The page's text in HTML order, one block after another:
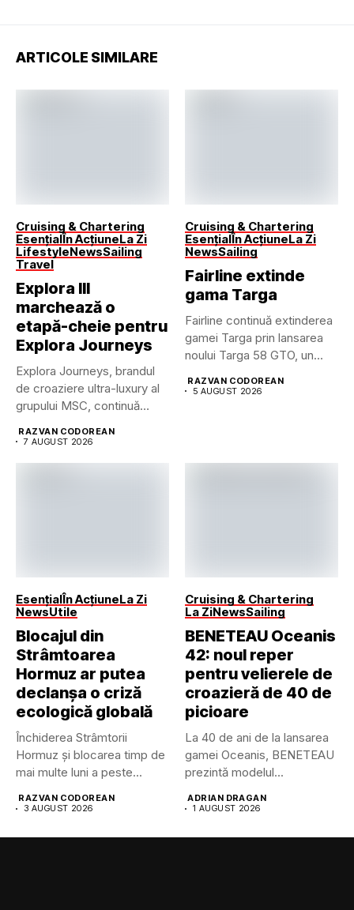
ARTICOLE SIMILARE
Cruising & Chartering
EsențialÎn AcțiuneLa Zi
LifestyleNewsSailing
Travel
Explora III
marchează o
etapă-cheie pentru
Explora Journeys
Explora Journeys, brandul
de croaziere ultra-luxury al
grupului MSC, continuă
RAZVAN CODOREAN
7 AUGUST 2026
Cruising & Chartering
EsențialÎn AcțiuneLa Zi
NewsSailing
Fairline extinde
gama Targa
Fairline continuă extinderea
gamei Targa prin lansarea
noului Targa 58 GTO, un...
RAZVAN CODOREAN
5 AUGUST 2026
EsențialÎn AcțiuneLa Zi
NewsUtile
Blocajul din
Strâmtoarea
Hormuz ar putea
declanșa o criză
ecologică globală
Închiderea Strâmtorii
Hormuz și blocarea timp de
mai multe luni a peste...
RAZVAN CODOREAN
3 AUGUST 2026
Cruising & Chartering
La ZiNewsSailing
BENETEAU Oceanis
42: noul reper
pentru velierele de
croazieră de 40 de
picioare
La 40 de ani de la lansarea
gamei Oceanis, BENETEAU
prezintă modelul...
ADRIAN DRAGAN
1 AUGUST 2026